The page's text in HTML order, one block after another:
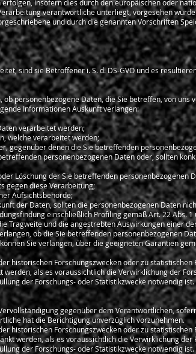
insofern dies durch den europäischen oder
verantwortliche unterliegt, vorgesehen
und durch die genannten Vorschriften
sind sie Betroffener i. S. d. DS-GVO und es
personenbezogene Daten, die Sie betreffen, von uns
Informationen Auskunft verlangen:
verarbeitet werden;
welche verarbeitet werden;
gegenüber denen die Sie betreffenden
personenbezogenen Daten oder, sollten
Löschung der Sie betreffenden personenbezogenen
gegen diese Verarbeitung;
Aufsichtsbehörde;
der Daten, sollten die personenbezogenen Daten
einschließlich Profiling gemäß Art. 22 Abs.
Tragweite und die angestrebten Auswirkungen einer
ob die Sie betreffenden personenbezogenen
Sie verlangen, über die geeigneten Garantien
historischen Forschungszwecken oder zu statistischen
als es voraussichtlich die Verwirklichung der
der Forschungs- oder Statistikzwecke notwendig ist.
gegenüber dem Verantwortlichen,
hat die Berichtigung unverzüglich vorzunehmen.
historischen Forschungszwecken oder zu statistischen
werden, als es voraussichtlich die Verwirklichung
der Forschungs- oder Statistikzwecke notwendig ist.